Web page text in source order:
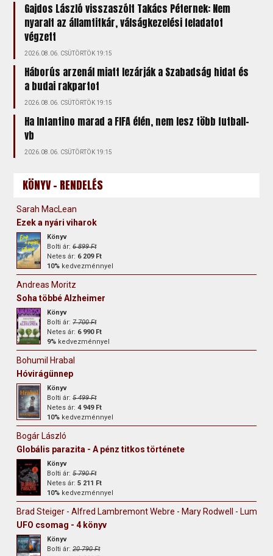
Gajdos László visszaszólt Takács Péternek: Nem
nyaralt az államtitkár, válságkezelési feladatot
végzett
2026.08.06. CSÜTÖRTÖK 19:15
Háborús arzenál miatt lezárják a Szabadság hidat és
a budai rakpartot
2026.08.06. CSÜTÖRTÖK 19:15
Ha Infantino marad a FIFA élén, nem lesz több futball-
vb
2026.08.06. CSÜTÖRTÖK 19:15
KÖNYV - RENDELÉS
Sarah MacLean
Ezek a nyári viharok
Könyv
Bolti ár:6 899 Ft
Netes ár: 6 209 Ft
10% kedvezménnyel
Andreas Moritz
Soha többé Alzheimer
Könyv
Bolti ár:7 700 Ft
Netes ár: 6 990 Ft
9% kedvezménnyel
Bohumil Hrabal
Hóvirágünnep
Könyv
Bolti ár:5 499 Ft
Netes ár:4 949 Ft
10% kedvezménnyel
Bogár László
Globális parazita - A pénz titkos története
Könyv
Bolti ár:5 790 Ft
Netes ár:5 211 Ft
10% kedvezménnyel
Brad Steiger - Alfred Lambremont Webre - Mary Rodwell - Lumari
UFO csomag - 4 könyv
Könyv
Bolti ár:20 790 Ft